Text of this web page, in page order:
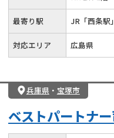
最寄り駅 JR「西条駅」
対応エリア 広島県
兵庫県 ・ 宝塚市
ベストパートナ